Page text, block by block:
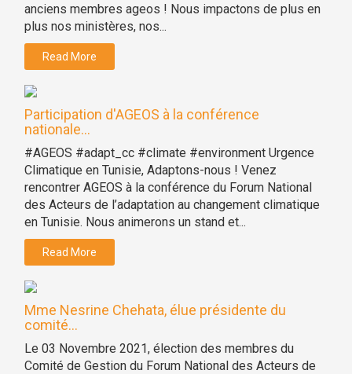
anciens membres ageos ! Nous impactons de plus en
plus nos ministères, nos...
Read More
Participation d'AGEOS à la conférence
nationale...
#AGEOS #adapt_cc #climate #environment Urgence
Climatique en Tunisie, Adaptons-nous ! Venez
rencontrer AGEOS à la conférence du Forum National
des Acteurs de l’adaptation au changement climatique
en Tunisie. Nous animerons un stand et...
Read More
Mme Nesrine Chehata, élue présidente du
comité...
Le 03 Novembre 2021, élection des membres du
Comité de Gestion du Forum National des Acteurs de